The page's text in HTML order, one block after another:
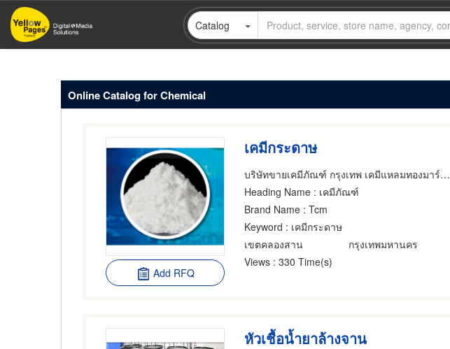
Skip
main
Catalog
Online Catalog for Chemical
Add RFQ
เคมีกระดาษ
บริษัทขายเคมีภัณฑ์ กรุงเทพ เคมีแหลมทองมาร์เกตติ้ง
Heading Name : เคมีภัณฑ์
Brand Name : Tcm
Keyword : เคมีกระดาษ
เขตคลองสาน
กรุงเทพมหานคร
Views : 330 Time(s)
หัวเชื้อน้ำยาล้างจาน